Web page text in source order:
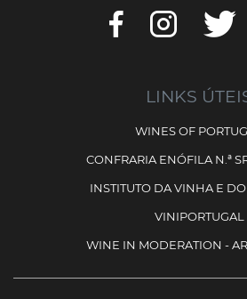
LINKS
WINES OF
CONFRARIA ENÓFILA N.ª
INSTITUTO DA VINHA E
VINIPORTUGAL
WINE IN MODERATION -